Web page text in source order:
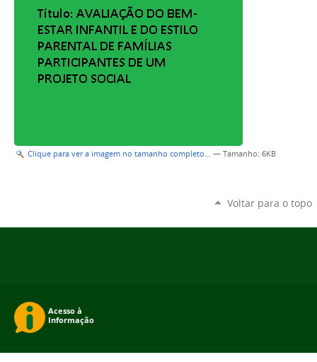
Clique para ver a imagem no tamanho completo… — Tamanho: 6KB
Voltar para o topo